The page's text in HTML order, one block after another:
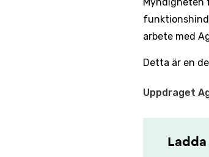
arbete med
Detta är en
Uppdraget